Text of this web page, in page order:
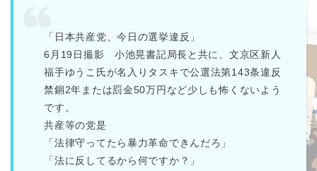
「日本共産党、今日の選挙違反」
6月19日撮影 小池晃書記局長と共に、文京区新人
福手ゆうこ氏が名入りタスキで公選法第143条違反
禁錮2年または罰金50万円など少しも怖くないよう
です。
共産等の党是
「法律守ってたら暴力革命できんだろ」
「法に反してるから何ですか？」